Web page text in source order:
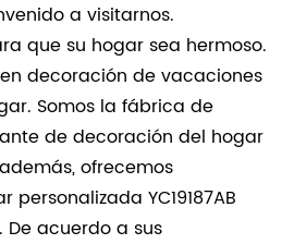
a visitarnos.
que su hogar sea hermoso.
decoración de vacaciones
Somos la fábrica de
de decoración del hogar
ofrecemos
YC19187AB
acuerdo a sus